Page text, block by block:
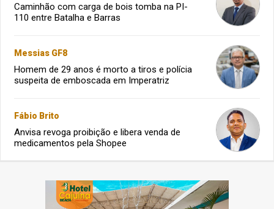
Caminhão com carga de bois tomba na PI-
110 entre Batalha e Barras
Messias GF8
Homem de 29 anos é morto a tiros e polícia
suspeita de emboscada em Imperatriz
Fábio Brito
Anvisa revoga proibição e libera venda de
medicamentos pela Shopee